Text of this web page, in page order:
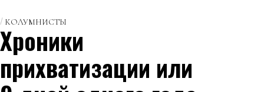
финальную
стадию
КОЛУМНИСТЫ
Хроники
прихватизации или